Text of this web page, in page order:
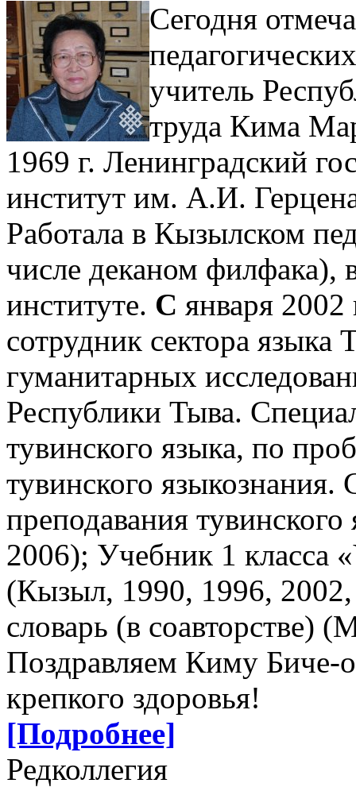
Сегодня
учитель
труда Кима
1969 г. Ленинградский
институт им. А.И.
Работала в Кызылском
числе деканом филфака),
институте. С января
сотрудник сектора языка
гуманитарных
Республики Тыва.
тувинского языка, по
тувинского
преподавания
2006); Учебник 1 класса
(Кызыл, 1990, 1996,
словарь (в
Поздравляем Киму Биче-
крепкого здоровья!
[Подробнее]
Редколлегия